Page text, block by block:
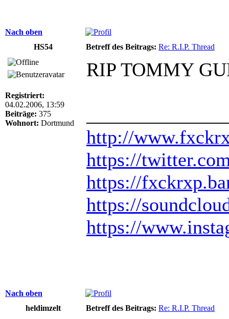
Nach oben
HS54
Betreff des Beitrags: Re: R.I.P. Thread
Registriert:
04.02.2006, 13:59
Beiträge: 375
Wohnort: Dortmund
RIP TOMMY
http://
https://
https://
https://
https://
Nach oben
heldimzelt
Betreff des Beitrags: Re: R.I.P. Thread